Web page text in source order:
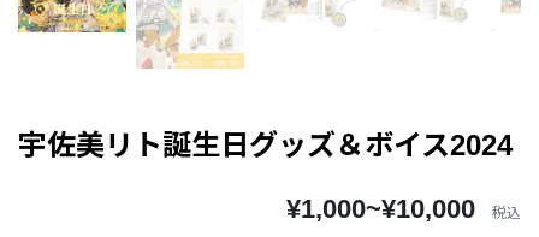
宇佐美リト誕生日グッズ＆ボイス2024
¥1,000~¥10,000 税込